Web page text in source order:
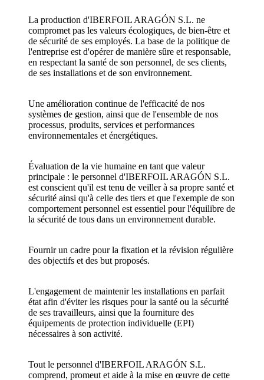
La production d'IBERFOIL ARAGÓN S.L. ne
compromet pas les valeurs écologiques, de bien-être et
de sécurité de ses employés. La base de la politique de
l'entreprise est d'opérer de manière sûre et responsable,
en respectant la santé de son personnel, de ses clients,
de ses installations et de son environnement.
Une amélioration continue de l'efficacité de nos
systèmes de gestion, ainsi que de l'ensemble de nos
processus, produits, services et performances
environnementales et énergétiques.
Évaluation de la vie humaine en tant que valeur
principale : le personnel d'IBERFOIL ARAGÓN S.L.
est conscient qu'il est tenu de veiller à sa propre santé et
sécurité ainsi qu'à celle des tiers et que l'exemple de son
comportement personnel est essentiel pour l'équilibre de
la sécurité de tous dans un environnement durable.
Fournir un cadre pour la fixation et la révision régulière
des objectifs et des but proposés.
L'engagement de maintenir les installations en parfait
état afin d'éviter les risques pour la santé ou la sécurité
de ses travailleurs, ainsi que la fourniture des
équipements de protection individuelle (EPI)
nécessaires à son activité.
Tout le personnel d'IBERFOIL ARAGÓN S.L.
comprend, promeut et aide à la mise en œuvre de cette